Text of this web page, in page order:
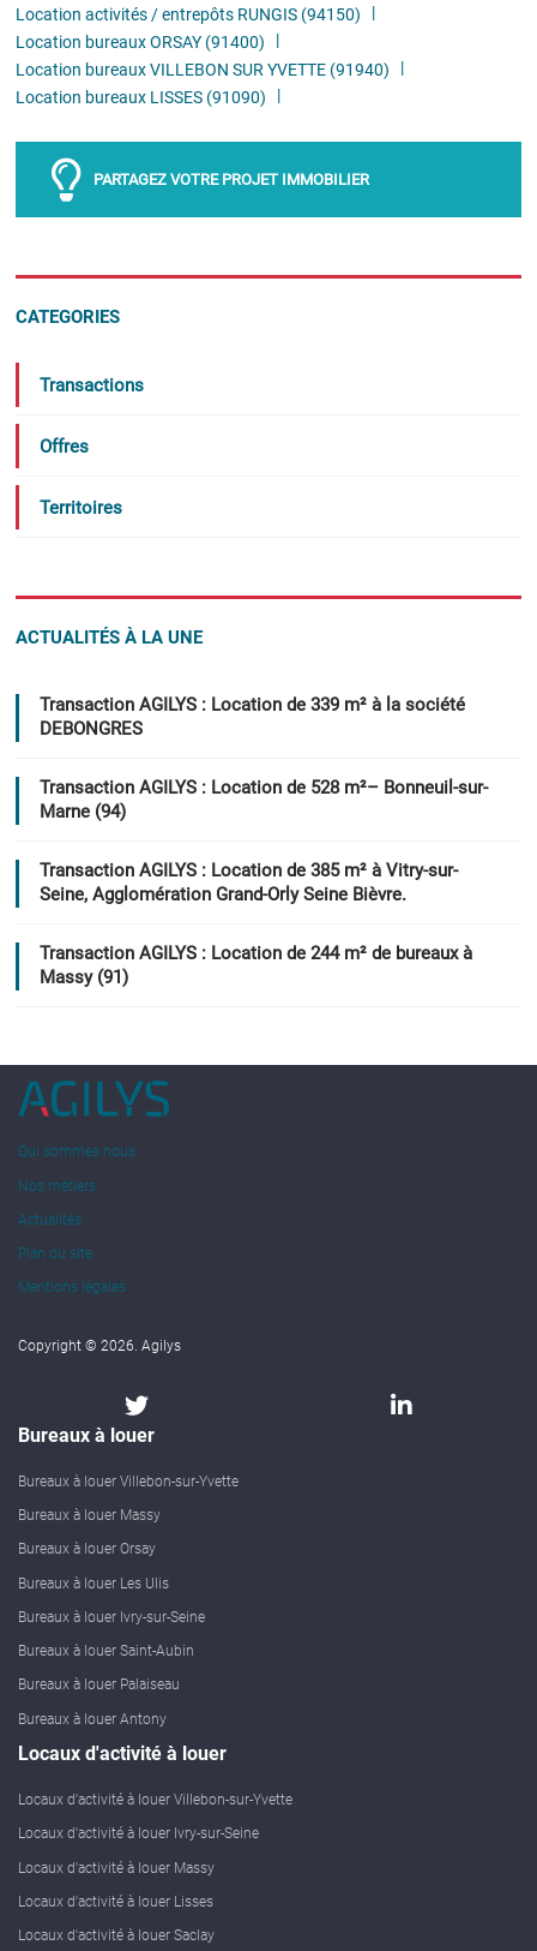
Location activités / entrepôts RUNGIS (94150)
Location bureaux ORSAY (91400)
Location bureaux VILLEBON SUR YVETTE (91940)
Location bureaux LISSES (91090)
PARTAGEZ VOTRE PROJET IMMOBILIER
CATEGORIES
Transactions
Offres
Territoires
ACTUALITÉS À LA UNE
Transaction AGILYS : Location de 339 m² à la société
DEBONGRES
Transaction AGILYS : Location de 528 m²– Bonneuil-sur-
Marne (94)
Transaction AGILYS : Location de 385 m² à Vitry-sur-
Seine, Agglomération Grand-Orly Seine Bièvre.
Transaction AGILYS : Location de 244 m² de bureaux à
Massy (91)
Qui sommes nous
Nos métiers
Actualités
Plan du site
Mentions légales
Copyright © 2026. Agilys
Bureaux à louer
Bureaux à louer Villebon-sur-Yvette
Bureaux à louer Massy
Bureaux à louer Orsay
Bureaux à louer Les Ulis
Bureaux à louer Ivry-sur-Seine
Bureaux à louer Saint-Aubin
Bureaux à louer Palaiseau
Bureaux à louer Antony
Locaux d'activité à louer
Locaux d'activité à louer Villebon-sur-Yvette
Locaux d'activité à louer Ivry-sur-Seine
Locaux d'activité à louer Massy
Locaux d'activité à louer Lisses
Locaux d'activité à louer Saclay